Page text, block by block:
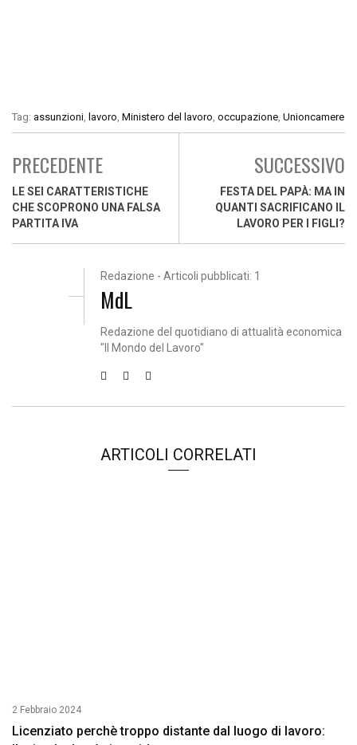
Tag: assunzioni lavoro Ministero del lavoro occupazione Unioncamere
PRECEDENTE
LE SEI CARATTERISTICHE
CHE SCOPRONO UNA FALSA
PARTITA IVA
SUCCESSIVO
FESTA DEL PAPÀ: MA IN
QUANTI SACRIFICANO IL
LAVORO PER I FIGLI?
Redazione - Articoli pubblicati: 1
MdL
Redazione del quotidiano di attualità economica
"Il Mondo del Lavoro"
ARTICOLI CORRELATI
2 Febbraio 2024
Licenziato perchè troppo distante dal luogo di lavoro: